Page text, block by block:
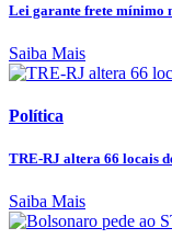
Lei garante frete mínimo
Saiba Mais
Política
TRE-RJ altera 66 locais
Saiba Mais